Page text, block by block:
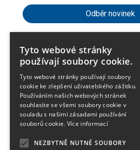
Zákaznické menu expand_more
Praktické odkazy expand_more
O firmě
Vítejte v e-shopu společnosti Jiří
roku 1990 se specializujeme na
Tyto webové stránky
používají soubory cookie.
Tyto webové stránky používají soubory
cookie ke zlepšení uživatelského zážitku.
Používáním našich webových stránek
souhlasíte se všemi soubory cookie v
souladu s našimi zásadami používání
souborů cookie. Více informací
NEZBYTNĚ NUTNÉ SOUBORY